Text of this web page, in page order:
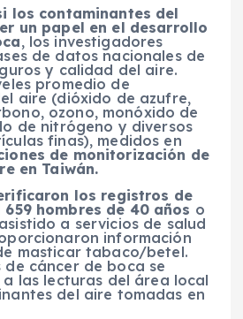
los contaminantes del
un papel en el desarrollo
, los investigadores
de datos nacionales de
y calidad del aire.
promedio de
aire (dióxido de azufre,
ozono, monóxido de
de nitrógeno y diversos
finas), medidos en
de monitorización de
en Taiwán.
los registros de
hombres de 40 años o
a servicios de salud
información
masticar tabaco/betel.
de cáncer de boca se
las lecturas del área local
del aire tomadas en